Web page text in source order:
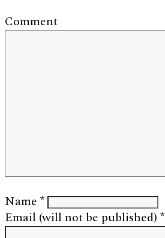
Comment
Name *
Email (will not be published) *